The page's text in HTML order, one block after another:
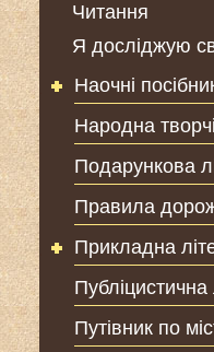
Читання
Я досліджую
Наочні
Народна
Подарункова
Правила
Прикладна
Публіцистична
Путівник по